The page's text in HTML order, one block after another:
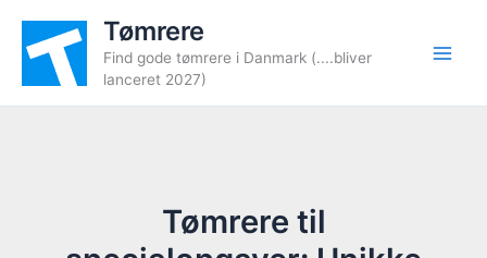
indholdet
Tømrere
Find gode tømrere i Danmark (....bliver
lanceret 2027)
Tømrere til